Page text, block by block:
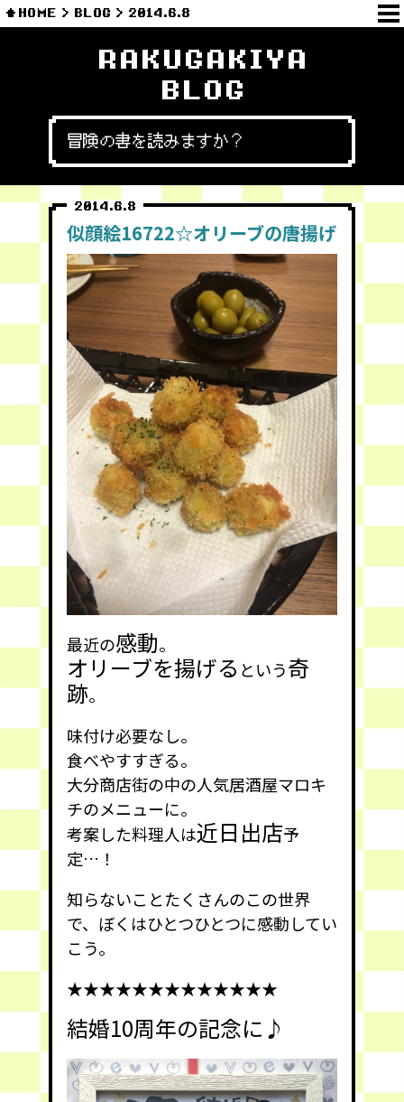
HOME BLOG 2014.6.8
RAKUGAKIYA
BLOG
冒険の書を読みますか？
2014.6.8
似顔絵16722☆オリーブの唐揚げ
最近の感動。
オリーブを揚げる という奇
跡。
味付け必要なし。
食べやすすぎる。
大分商店街の中の人気居酒屋マロキ
チのメニューに。
考案した料理人は近日出店予
定…！
知らないことたくさんのこの世界
で、ぼくはひとつひとつに感動してい
こう。
★★★★★★★★★★★★★
結婚10周年の記念に♪